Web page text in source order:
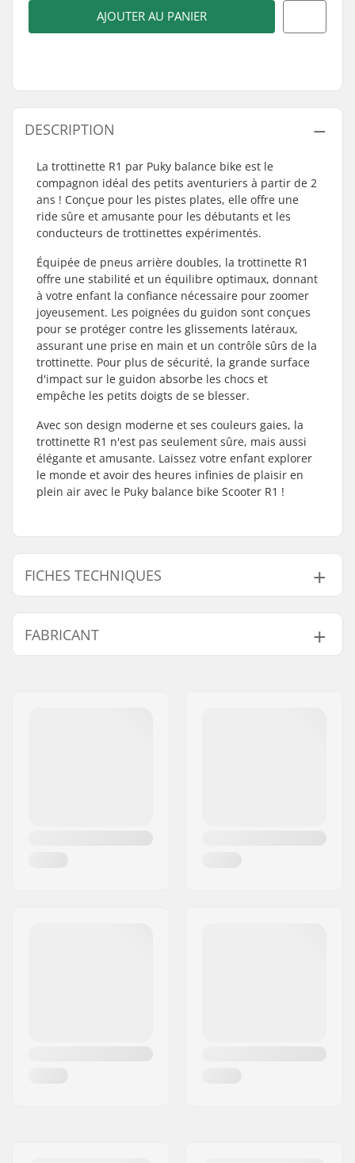
AJOUTER AU PANIER
DESCRIPTION
La trottinette R1 par Puky balance bike est le
compagnon idéal des petits aventuriers à partir de 2
ans ! Conçue pour les pistes plates, elle offre une
ride sûre et amusante pour les débutants et les
conducteurs de trottinettes expérimentés.
Équipée de pneus arrière doubles, la trottinette R1
offre une stabilité et un équilibre optimaux, donnant
à votre enfant la confiance nécessaire pour zoomer
joyeusement. Les poignées du guidon sont conçues
pour se protéger contre les glissements latéraux,
assurant une prise en main et un contrôle sûrs de la
trottinette. Pour plus de sécurité, la grande surface
d'impact sur le guidon absorbe les chocs et
empêche les petits doigts de se blesser.
Avec son design moderne et ses couleurs gaies, la
trottinette R1 n'est pas seulement sûre, mais aussi
élégante et amusante. Laissez votre enfant explorer
le monde et avoir des heures infinies de plaisir en
plein air avec le Puky balance bike Scooter R1 !
FICHES TECHNIQUES
Poids maximum de
l'utilisateur:
20 kg
Poids:
3300g
FABRICANT